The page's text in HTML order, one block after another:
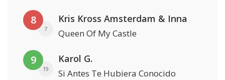
8
7
Kris Kross Amsterdam & Inna
Queen Of My Castle
9
19
Karol G.
Si Antes Te Hubiera Conocido